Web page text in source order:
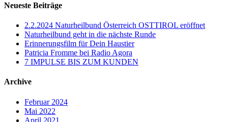
Neueste Beiträge
2.2.2024 Naturheilbund Österreich OSTTIROL eröffnet
Naturheilbund geht in die nächste Runde
Erinnerungsfilm für Dein Haustier
Patricia Fromme bei Radio Agora
7 IMPULSE BIS ZUM KUNDEN
Archive
Februar 2024
Mai 2022
April 2021